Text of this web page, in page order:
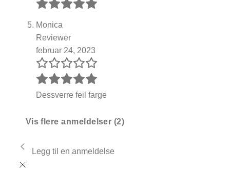
Monica
Reviewer
februar 24, 2023
Dessverre feil farge
Vis flere anmeldelser (2)
Legg til en anmeldelse